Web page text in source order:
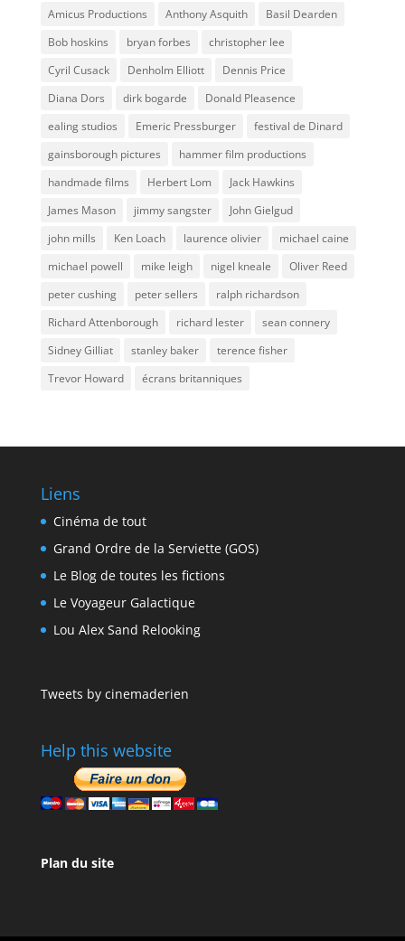
Amicus Productions
Anthony Asquith
Basil Dearden
Bob hoskins
bryan forbes
christopher lee
Cyril Cusack
Denholm Elliott
Dennis Price
Diana Dors
dirk bogarde
Donald Pleasence
ealing studios
Emeric Pressburger
festival de Dinard
gainsborough pictures
hammer film productions
handmade films
Herbert Lom
Jack Hawkins
James Mason
jimmy sangster
John Gielgud
john mills
Ken Loach laurence olivier
michael caine
michael powell
mike leigh nigel kneale
Oliver Reed
peter cushing
peter sellers
ralph richardson
Richard Attenborough
richard lester
sean connery
Sidney Gilliat
stanley baker
terence fisher
Trevor Howard
écrans britanniques
Liens
Cinéma de tout
Grand Ordre de la Serviette (GOS)
Le Blog de toutes les fictions
Le Voyageur Galactique
Lou Alex Sand Relooking
Tweets by cinemaderien
Help this website
Plan du site